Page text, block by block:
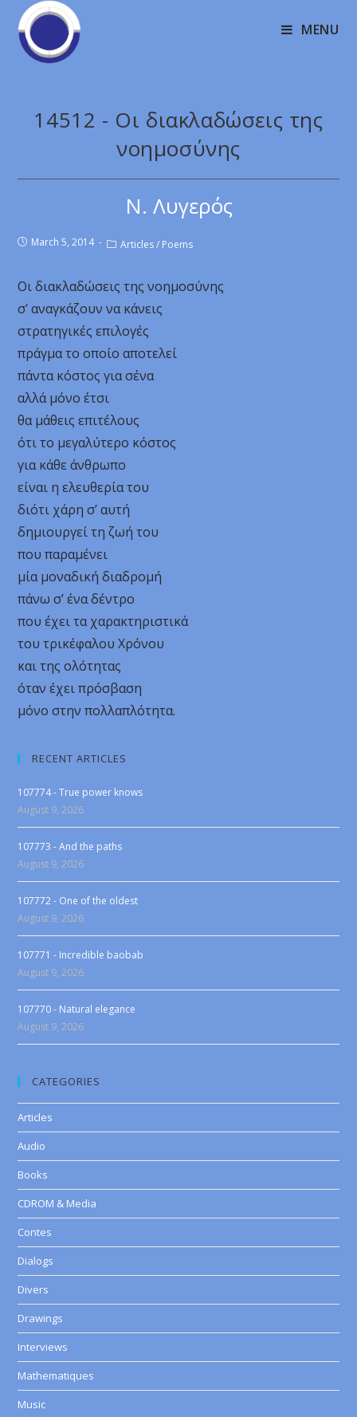
MENU
14512 - Οι διακλαδώσεις της
νοημοσύνης
Ν. Λυγερός
March 5, 2014 Articles / Poems
Οι διακλαδώσεις της νοημοσύνης
σ’ αναγκάζουν να κάνεις
στρατηγικές επιλογές
πράγμα το οποίο αποτελεί
πάντα κόστος για σένα
αλλά μόνο έτσι
θα μάθεις επιτέλους
ότι το μεγαλύτερο κόστος
για κάθε άνθρωπο
είναι η ελευθερία του
διότι χάρη σ’ αυτή
δημιουργεί τη ζωή του
που παραμένει
μία μοναδική διαδρομή
πάνω σ’ ένα δέντρο
που έχει τα χαρακτηριστικά
του τρικέφαλου Χρόνου
και της ολότητας
όταν έχει πρόσβαση
μόνο στην πολλαπλότητα.
RECENT ARTICLES
107774 - True power knows
August 9, 2026
107773 - And the paths
August 9, 2026
107772 - One of the oldest
August 9, 2026
107771 - Incredible baobab
August 9, 2026
107770 - Natural elegance
August 9, 2026
CATEGORIES
Articles
Audio
Books
CDROM & Media
Contes
Dialogs
Divers
Drawings
Interviews
Mathematiques
Music